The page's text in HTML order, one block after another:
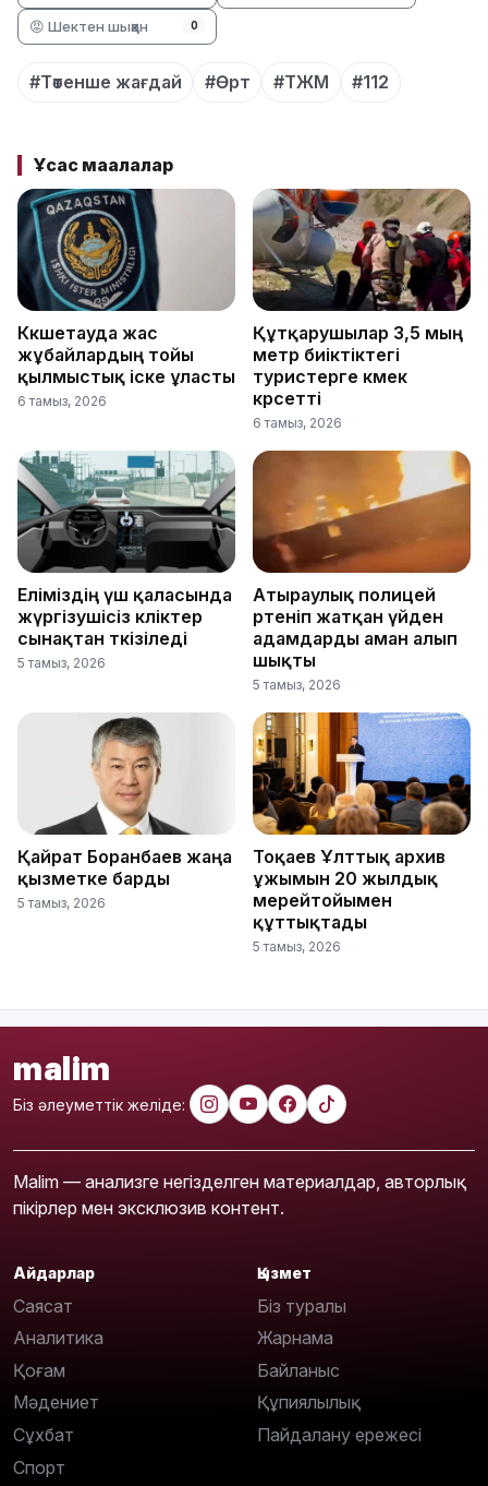
😡 Шектен шыққан 0
#Төтенше жағдай #Өрт #ТЖМ #112
Ұқсас мақалалар
Көкшетауда жас
жұбайлардың тойы
қылмыстық іске ұласты
6 тамыз, 2026
Құтқарушылар 3,5 мың
метр биіктіктегі
туристерге көмек
көрсетті
6 тамыз, 2026
Еліміздің үш қаласында
жүргізушісіз көліктер
сынақтан өткізіледі
5 тамыз, 2026
Атыраулық полицей
өртеніп жатқан үйден
адамдарды аман алып
шықты
5 тамыз, 2026
Қайрат Боранбаев жаңа
қызметке барды
5 тамыз, 2026
Тоқаев Ұлттық архив
ұжымын 20 жылдық
мерейтойымен
құттықтады
5 тамыз, 2026
malim
Біз әлеуметтік желіде:
Malim — анализге негізделген материалдар, авторлық
пікірлер мен эксклюзив контент.
Айдарлар
Саясат
Аналитика
Қоғам
Мәдениет
Сұхбат
Спорт
Қызмет
Біз туралы
Жарнама
Байланыс
Құпиялылық
Пайдалану ережесі